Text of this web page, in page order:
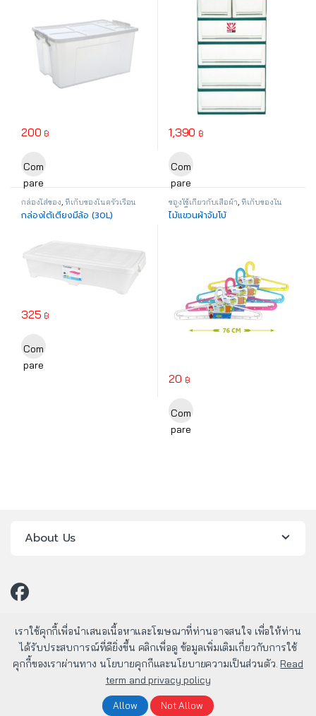
เราใช้คุกกี้เพื่อนำเสนอเนื้อหาและโฆษณาที่ท่านอาจสนใจ เพื่อให้ท่าน
ได้รับประสบการณ์ที่ดียิ่งขึ้น คลิกเพื่อดู ข้อมูลเพิ่มเติมเกี่ยวกับการใช้
คุกกี้ของเราผ่านทาง นโยบายคุกกีและนโยบายความเป็นส่วนตัว. Read
term and privacy policy
Allow Not Allow
200 ฿
This product has multiple variants. The options may be chosen
Com
pare
1,390 ฿
This product has multiple
Com
pare
กล่องใส่ของ,ที่เก็บของในครัวเรือน
กล่องใต้เตียงมีล้อ (30L)
325 ฿
Com
pare
ของใช้เกี่ยวกับเสื้อผ้า,ที่เก็บของใน
ครัวเรือน
ไม้แขวนผ้าจัมโบ้
20 ฿
Com
pare
About Us
มีคำถาม? โทรหาเรา 24/7!
02-803-1800